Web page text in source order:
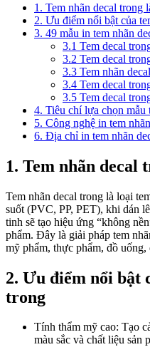
1. Tem nhãn decal trong
2. Ưu điểm nổi bật của
3. 49 mẫu in tem nhãn
3.1 Tem decal
3.2 Tem decal
3.3 Tem nhãn
3.4 Tem decal
3.5 Tem decal
4. Tiêu chí lựa chọn mẫu
5. Công nghệ in tem
6. Địa chỉ in tem nhãn
1. Tem nhãn decal
Tem nhãn decal trong là loại
suốt (PVC, PP, PET), khi dán
tinh sẽ tạo hiệu ứng “không
phẩm. Đây là giải pháp tem
mỹ phẩm, thực phẩm, đồ
2. Ưu điểm nổi bật
trong
Tính thẩm mỹ cao: Tạo
màu sắc và chất liệu sản